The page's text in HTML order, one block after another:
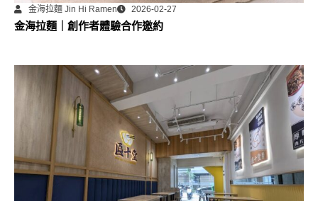
金海拉麵 Jin Hi Ramen 2026-02-27
金海拉麵｜創作者體驗合作邀約